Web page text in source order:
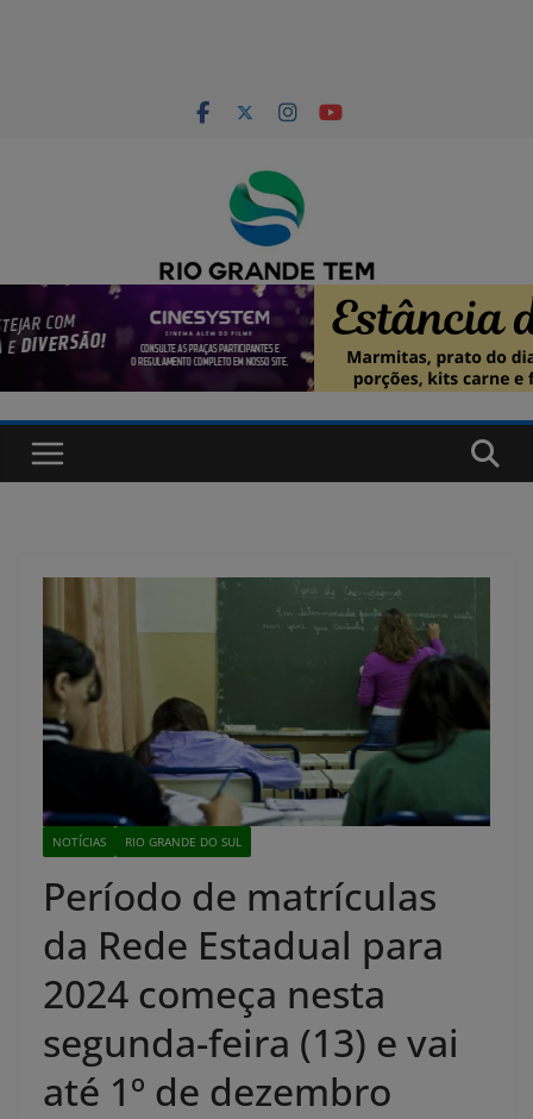
NOTÍCIAS RIO GRANDE DO SUL
Período de matrículas
da Rede Estadual para
2024 começa nesta
segunda-feira (13) e vai
até 1º de dezembro